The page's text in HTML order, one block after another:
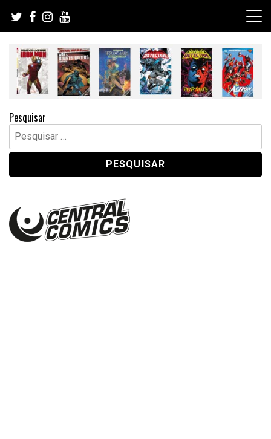
content
Pesquisar
Pesquisar
por: